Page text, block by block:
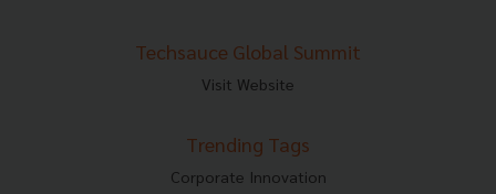
Techsauce Global Summit
Visit Website
Trending Tags
Corporate Innovation